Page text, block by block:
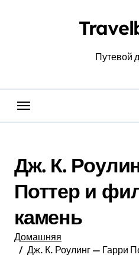
Путевой
Дж. К.
Поттер и
камень
Домашняя
Дж. К. Роулинг — Гарри